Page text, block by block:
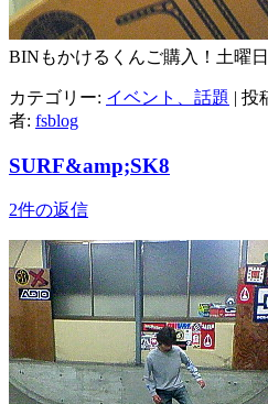
BINもかけるくんご購入！土曜
カテゴリー: イベント、話題 | 投
者: fsblog
SURF&amp;SK8
2件の返信